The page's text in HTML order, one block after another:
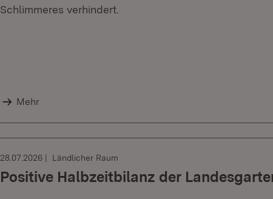
Schlimmeres verhindert.
Mehr
28.07.2026 Ländlicher Raum
Positive Halbzeitbilanz der